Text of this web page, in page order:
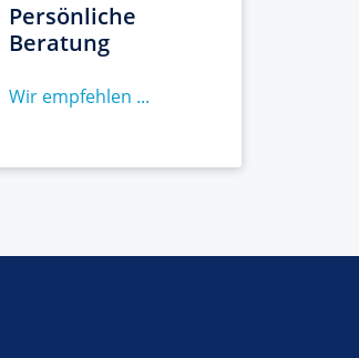
Persönliche
Beratung
Wir empfehlen ...